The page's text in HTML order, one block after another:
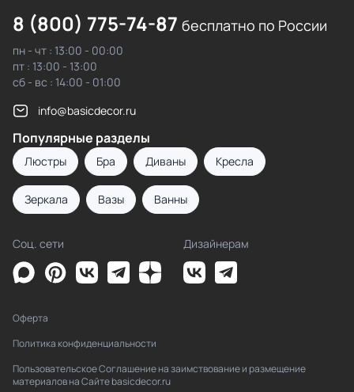
8 (800) 775-74-87 бесплатно по России
пн - чт : 13:00 - 00:00
пт : 13:00 - 13:00
сб - вс : 14:00 - 01:00
info@basicdecor.ru
Популярные разделы
Люстры Бра Диваны Кресла
Зеркала Вазы Ванны
Соц. сети Дизайнерам
Оферта
Политика конфиденциальности
Пользовательское Соглашение на заимствование и размещение
материалов на Сайте basicdecor.ru